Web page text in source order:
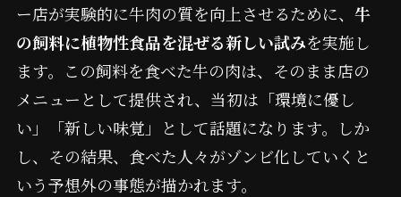
ー店が実験的に牛肉の質を向上させるために、 牛
の飼料に植物性食品を混ぜる新しい試みを実施し
ます。この飼料を食べた牛の肉は、そのまま店の
メニューとして提供され、当初は「環境に優し
い」「新しい味覚」として話題になります。しか
し、その結果、食べた人々がゾンビ化していくと
いう予想外の事態が描かれます。